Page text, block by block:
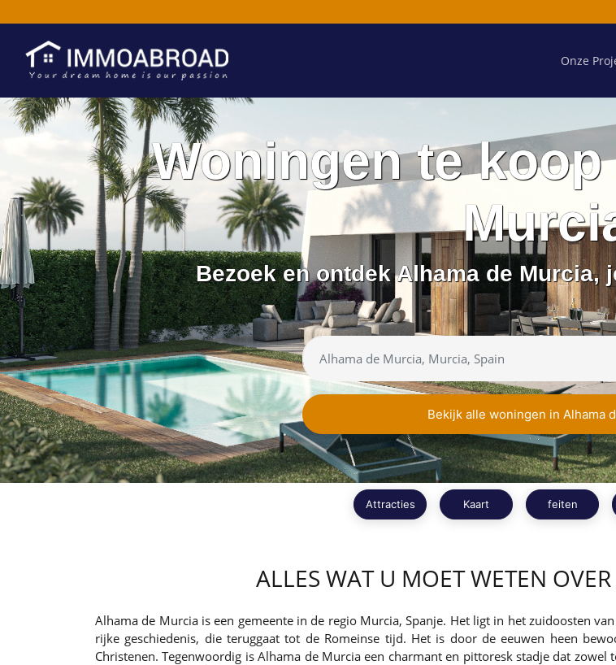
Onze
Woningen te
Bezoek en ontdek Alhama de Murcia,
Bekijk alle woningen in Alhama
Attracties Kaart feiten
ALLES WAT U MOET WETEN
Alhama de Murcia is een gemeente in de regio Murcia, Spanje. Het ligt in het zuidoosten
rijke geschiedenis, die teruggaat tot de Romeinse tijd. Het is door de eeuwen heen
Christenen. Tegenwoordig is Alhama de Murcia een charmant en pittoresk stadje dat